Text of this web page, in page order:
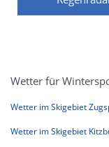
Wetter für
Wetter im Skigebiet
Wetter im Skigebiet